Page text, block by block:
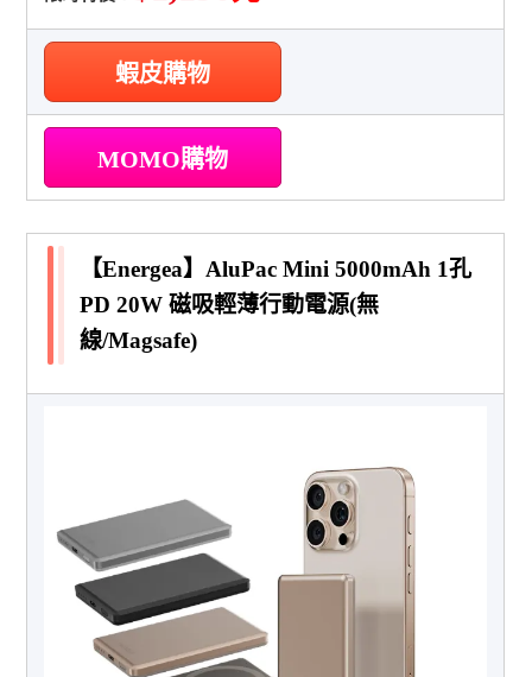
蝦皮購物
MOMO購物
【Energea】AluPac Mini 5000mAh 1孔
PD 20W 磁吸輕薄行動電源(無
線/Magsafe)